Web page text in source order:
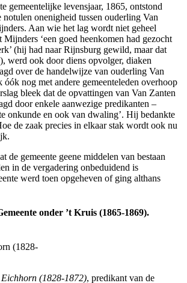
gemeentelijke levensjaar, 1865, ontstond
notulen onenigheid tussen ouderling Van
Aan wie het lag wordt niet geheel
‘een goed heenkomen had gezocht
(hij had naar Rijnsburg gewild, maar dat
werd ook door diens opvolger, diaken
over de handelwijze van ouderling Van
nog met andere gemeenteleden overhoop
bleek dat de opvattingen van Van Zanten
door enkele aanwezige predikanten –
onkunde en ook van dwaling’. Hij bedankte
de zaak precies in elkaar stak wordt ook nu
de gemeente geene middelen van bestaan
in de vergadering onbeduidend is
werd toen opgeheven of ging althans
onder ’t Kruis (1865-1869).
(1828-
Eichhorn (1828-1872), predikant van de